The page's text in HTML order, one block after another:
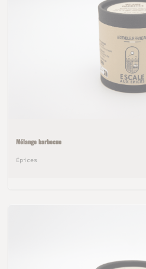
Mélange barbecue
Épices